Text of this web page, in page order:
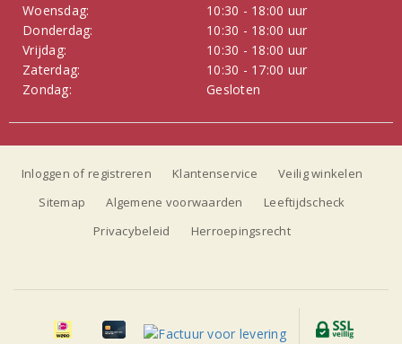
Woensdag:
10:30 - 18:00 uur
Donderdag:
10:30 - 18:00 uur
Vrijdag:
10:30 - 18:00 uur
Zaterdag:
10:30 - 17:00 uur
Zondag:
Gesloten
Inloggen of registreren Klantenservice
Veilig winkelen
Sitemap
Algemene voorwaarden
Leeftijdscheck
Privacybeleid
Herroepingsrecht